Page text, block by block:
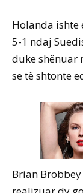
Holanda ishte
5-1 ndaj
duke shënuar
se të shtonte
Brian